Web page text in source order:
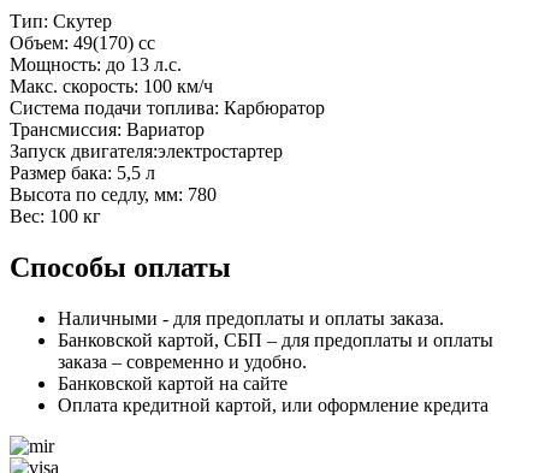
Тип: Скутер
Объем: 49(170) сс
Мощность: до 13 л.с.
Макс. скорость: 100 км/ч
Система подачи топлива: Карбюратор
Трансмиссия: Вариатор
Запуск двигателя:электростартер
Размер бака: 5,5 л
Высота по седлу, мм: 780
Вес: 100 кг
Способы оплаты
Наличными - для предоплаты и оплаты заказа.
Банковской картой, СБП – для предоплаты и оплаты
заказа – современно и удобно.
Банковской картой на сайте
Оплата кредитной картой, или оформление кредита